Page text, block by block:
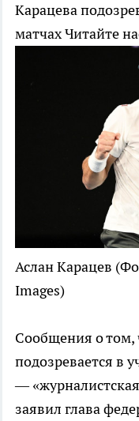
Карацева
матчахЧитайте
Аслан Карацев
Images)
Сообщения о том,
подозревается в
—
заявил глава